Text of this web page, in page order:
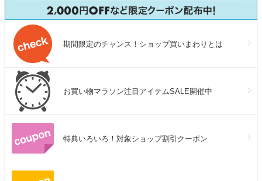
期間限定のチャンス！ショップ買いまわりとは
お買い物マラソン注目アイテムSALE開催中
特典いろいろ！対象ショップ割引クーポン